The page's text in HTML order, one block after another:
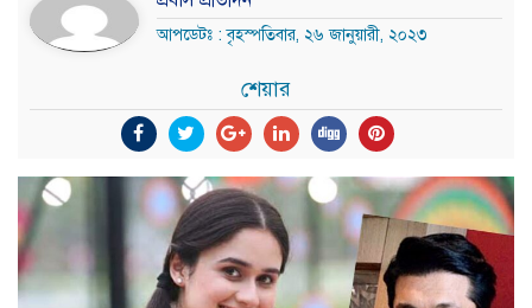
আপডেটঃ : বৃহস্পতিবার, ২৬ জানুয়ারী, ২০২৩
শেয়ার